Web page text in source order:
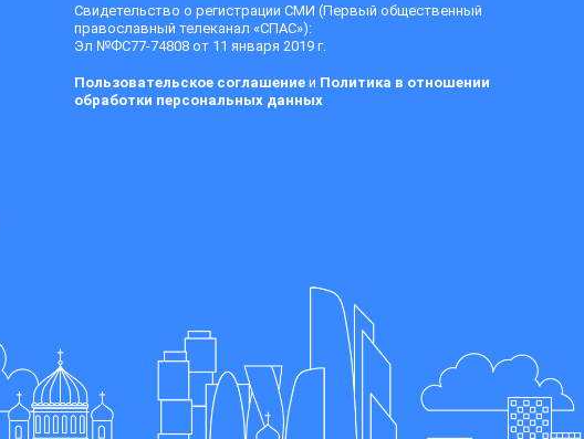
Свидетельство о регистрации СМИ (Первый общественный
православный телеканал «СПАС»):
Эл №ФС77-74808 от 11 января 2019 г.
Пользовательское соглашениеи Политика в отношении
обработки персональных данных